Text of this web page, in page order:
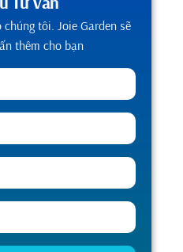
tôi. Joie Garden sẽ
thêm cho bạn